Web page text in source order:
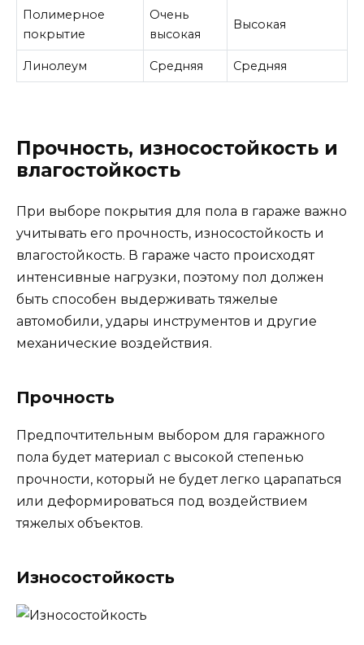
Полимерное
покрытие
Очень
высокая
Высокая
Линолеум Средняя Средняя
Прочность, износостойкость и
влагостойкость
При выборе покрытия для пола в гараже важно
учитывать его прочность, износостойкость и
влагостойкость. В гараже часто происходят
интенсивные нагрузки, поэтому пол должен
быть способен выдерживать тяжелые
автомобили, удары инструментов и другие
механические воздействия.
Прочность
Предпочтительным выбором для гаражного
пола будет материал с высокой степенью
прочности, который не будет легко царапаться
или деформироваться под воздействием
тяжелых объектов.
Износостойкость